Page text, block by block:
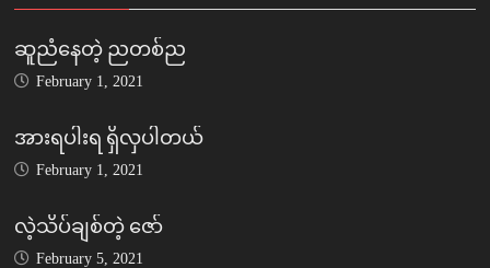
ဆူညံနေတဲ့ ညတစ်ည
February 1, 2021
အားရပါးရ ရှိလှပါတယ်
February 1, 2021
လဲ့သိပ်ချစ်တဲ့ ဇော်
February 5, 2021